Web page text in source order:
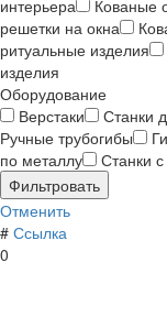
интерьера
Кованые
решетки на окна
ритуальные изделия
изделия
Оборудование
Верстаки
Станки
Ручные трубогибы
по металлу
Станки
Отменить
# Ссылка
0